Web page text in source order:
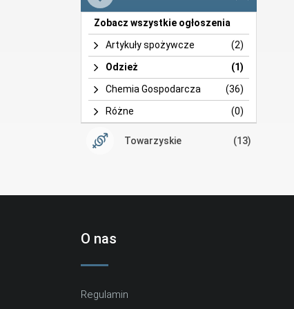
Zobacz wszystkie ogłoszenia
Artykuły spożywcze
(2)
Odzież
(1)
Chemia Gospodarcza
(36)
Różne
(0)
Towarzyskie (13)
O nas
Regulamin